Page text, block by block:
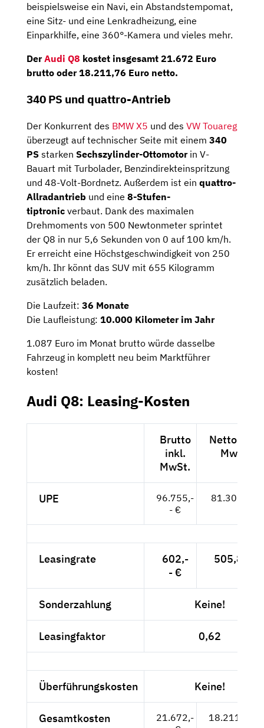
beispielsweise ein Navi, ein Abstandstempomat,
eine Sitz- und eine Lenkradheizung, eine
Einparkhilfe, eine 360°-Kamera und vieles mehr.
DerAudi Q8 kostet insgesamt 21.672 Euro
brutto oder 18.211,76 Euro netto.
340 PS und quattro-Antrieb
Der Konkurrent des BMW X5 und des VW Touareg
überzeugt auf technischer Seite mit einem 340
PS starken Sechszylinder-Ottomotorin V-
Bauart mit Turbolader, Benzindirekteinspritzung
und 48-Volt-Bordnetz. Außerdem ist ein quattro-
Allradantrieb und eine 8-Stufen-
tiptronic verbaut. Dank des maximalen
Drehmoments von 500 Newtonmeter sprintet
der Q8 in nur 5,6 Sekunden von 0 auf 100 km/h.
Er erreicht eine Höchstgeschwindigkeit von 250
km/h. Ihr könnt das SUV mit 655 Kilogramm
zusätzlich beladen.
Die Laufzeit: 36 Monate
Die Laufleistung: 10.000 Kilometer im Jahr
1.087 Euro im Monat brutto würde dasselbe
Fahrzeug in komplett neu beim Marktführer
kosten!
Audi Q8: Leasing-Kosten
Brutto
inkl.
MwSt.
Netto exkl.
MwSt.
UPE
96.755,-
- €
81.307,-- €
Leasingrate
602,-
- €
505,88 €
Sonderzahlung Keine!
Leasingfaktor 0,62
Überführungskosten Keine!
Gesamtkosten
21.672,-
18.211,76 €